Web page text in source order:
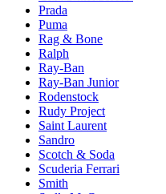
Prada
Puma
Rag & Bone
Ralph
Ray-Ban
Ray-Ban Junior
Rodenstock
Rudy Project
Saint Laurent
Sandro
Scotch & Soda
Scuderia Ferrari
Smith